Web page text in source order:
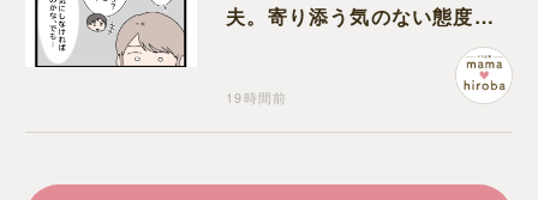
夫。寄り添う気のない態度に
19時間前